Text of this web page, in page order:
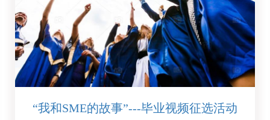
“我和SME的故事”---毕业视频征选活动